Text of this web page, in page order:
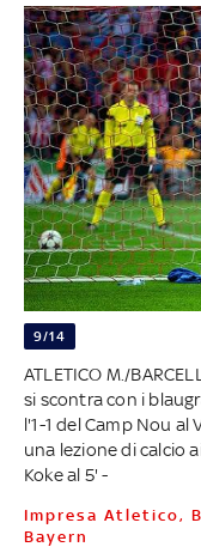
9/14
ATLETICO M./
si scontra con i
l'1-1 del Camp Nou
una lezione di calcio
Koke al 5' -
Impresa Atletico, Barça fuori: in semifinale anche il
Bayern